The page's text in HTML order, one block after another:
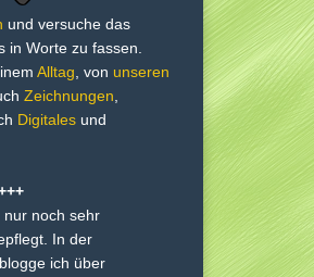
und versuche das
in Worte zu fassen.
Alltag , von unseren
Zeichnungen
Digitales und
nur noch sehr
In der
ich über